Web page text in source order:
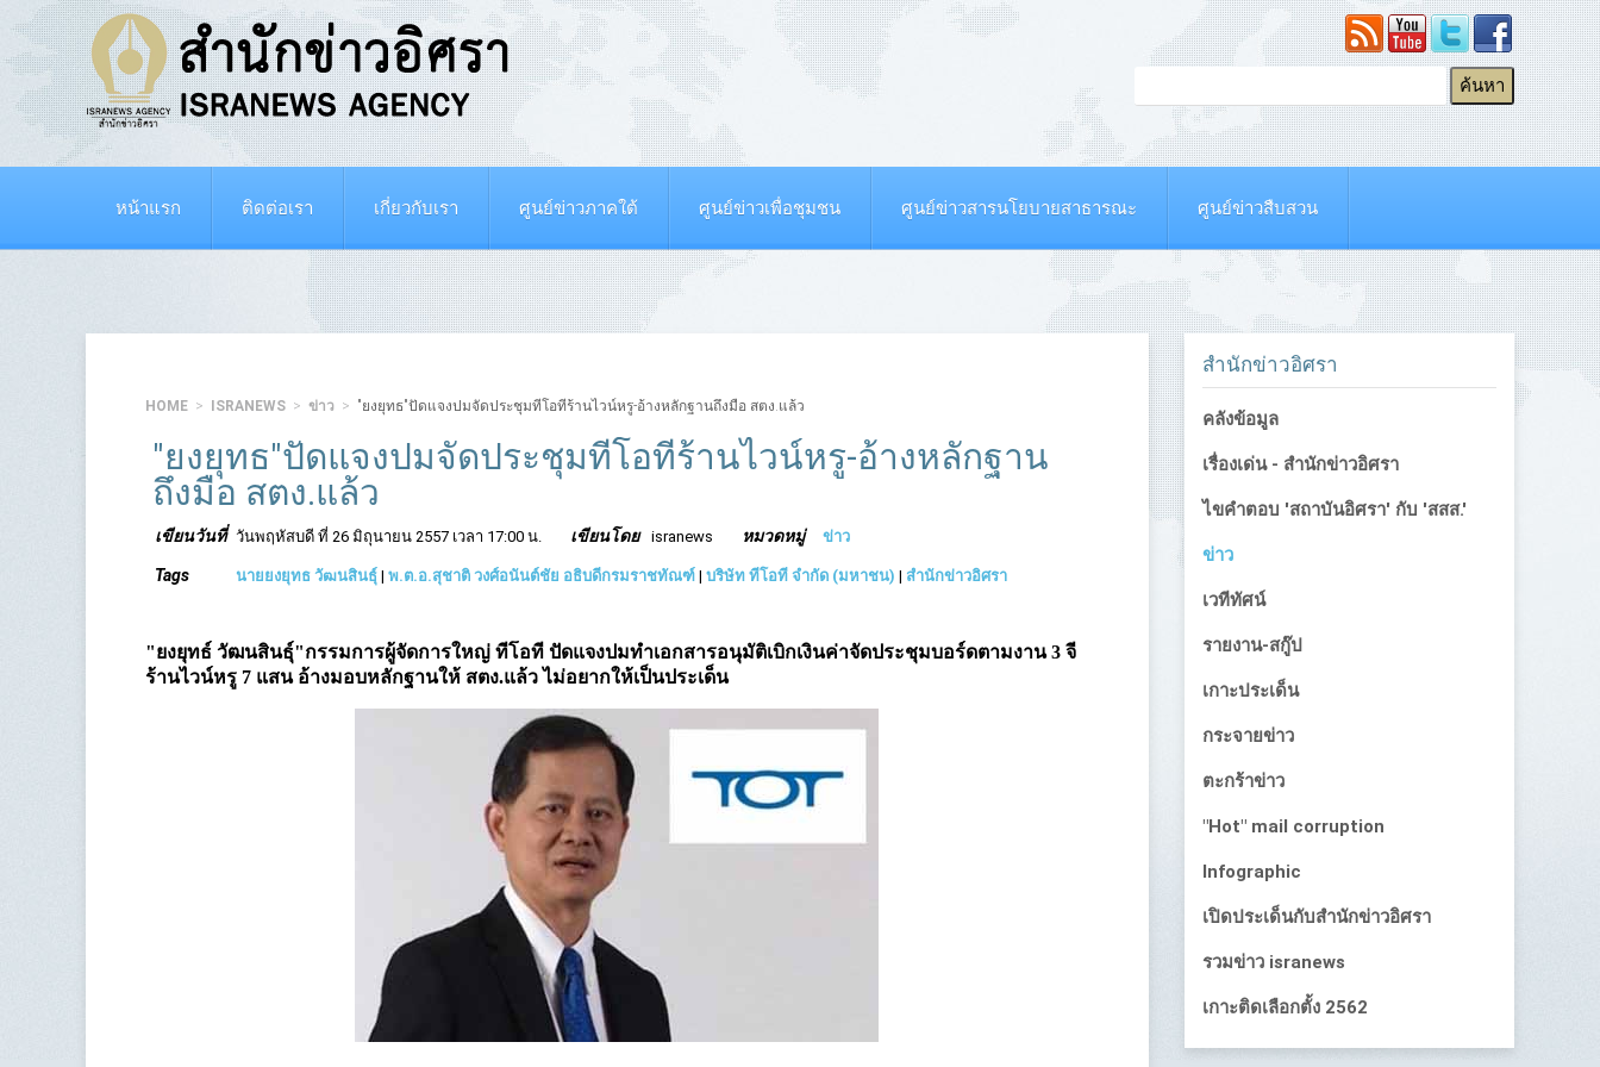
หน้าแรก ติดต่อเรา เกี่ยวกับเรา ศูนย์ข่าวภาคใต้ ศูนย์ข่าวเพื่อชุมชน ศูนย์ข่าวสารนโยบายสาธารณะ ศูนย์ข่าวสืบสวน
HOME ISRANEWS ข่าว "ยงยุทธ"ปัดแจงปมจัดประชุมทีโอทีร้านไวน์หรู-อ้างหลักฐานถึงมือ สตง.แล้ว
"ยงยุทธ"ปัดแจงปมจัดประชุมทีโอทีร้านไวน์หรู-อ้างหลักฐาน
ถึงมือ สตง.แล้ว
เขียนวันที่ วันพฤหัสบดี ที่ 26 มิถุนายน 2557 เวลา 17:00 น. เขียนโดย isranews หมวดหมู่ ข่าว
Tags นายยงยุทธ วัฒนสินธุ์ | พ.ต.อ.สุชาติ วงศ์อนันต์ชัย อธิบดีกรมราชทัณฑ์ | บริษัท ทีโอที จำกัด (มหาชน) | สำนักข่าวอิศรา
"ยงยุทธ์ วัฒนสินธุ์"กรรมการผู้จัดการใหญ่ ทีโอที ปัดแจงปมทำเอกสารอนุมัติเบิกเงินค่าจัดประชุมบอร์ดตามงาน 3 จี
ร้านไวน์หรู 7 แสน อ้างมอบหลักฐานให้ สตง.แล้ว ไม่อยากให้เป็นประเด็น
สำนักข่าวอิศรา
คลังข้อมูล
เรื่องเด่น - สำนักข่าวอิศรา
ไขคำตอบ 'สถาบันอิศรา' กับ 'สสส.'
ข่าว
เวทีทัศน์
รายงาน-สกู๊ป
เกาะประเด็น
กระจายข่าว
ตะกร้าข่าว
"Hot" mail corruption
Infographic
เปิดประเด็นกับสำนักข่าวอิศรา
รวมข่าว isranews
เกาะติดเลือกตั้ง 2562